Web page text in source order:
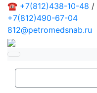
☎ +7(812)438-10-48 /
+7(812)490-67-04
812@petromedsnab.ru